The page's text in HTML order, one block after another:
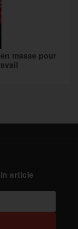
masse pour
article